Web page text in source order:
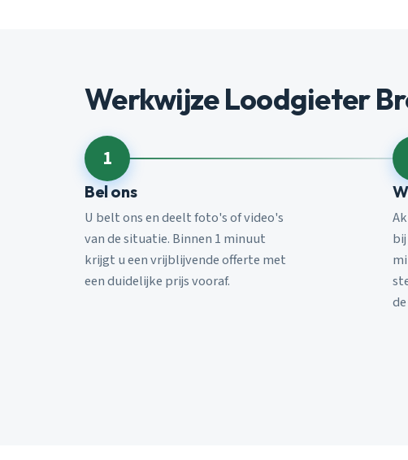
Werkwijze Loodgieter
1
Bel ons
U belt ons en deelt foto's of video's
van de situatie. Binnen 1 minuut
krijgt u een vrijblijvende offerte met
een duidelijke prijs vooraf.